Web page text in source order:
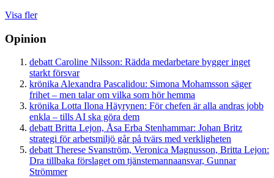
Visa fler
Opinion
debatt Caroline Nilsson: Rädda medarbetare bygger inget
starkt försvar
krönika Alexandra Pascalidou: Simona Mohamsson säger
frihet – men talar om vilka som hör hemma
krönika Lotta Ilona Häyrynen: För chefen är alla andras jobb
enkla – tills AI ska göra dem
debatt Britta Lejon, Åsa Erba Stenhammar: Johan Britz
strategi för arbetsmiljö går på tvärs med verkligheten
debatt Therese Svanström, Veronica Magnusson, Britta Lejon:
Dra tillbaka förslaget om tjänstemannaansvar, Gunnar
Strömmer